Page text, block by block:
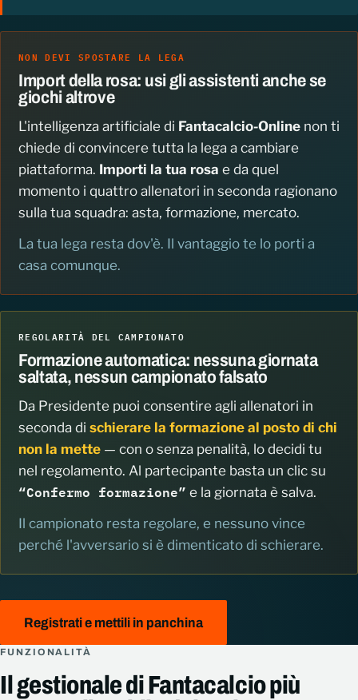
NON DEVI SPOSTARE LA LEGA
Import della rosa: usi gli assistenti anche se
giochi altrove
L'intelligenza artificiale di Fantacalcio-Online non ti
chiede di convincere tutta la lega a cambiare
piattaforma. Importi la tua rosa e da quel
momento i quattro allenatori in seconda ragionano
sulla tua squadra: asta, formazione, mercato.
La tua lega resta dov'è. Il vantaggio te lo porti a
casa comunque.
REGOLARITÀ DEL CAMPIONATO
Formazione automatica: nessuna giornata
saltata, nessun campionato falsato
Da Presidente puoi consentire agli allenatori in
seconda di schierare la formazione al posto di chi
non la mette — con o senza penalità, lo decidi tu
nel regolamento. Al partecipante basta un clic su
“Confermo formazione” e la giornata è salva.
Il campionato resta regolare, e nessuno vince
perché l'avversario si è dimenticato di schierare.
Registrati e mettili in panchina
FUNZIONALITÀ
Il gestionale di Fantacalcio più